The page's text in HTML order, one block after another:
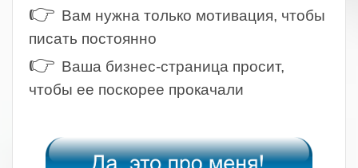
👉 Вам нужна только мотивация, чтобы
писать постоянно
👉 Ваша бизнес-страница просит,
чтобы ее поскорее прокачали